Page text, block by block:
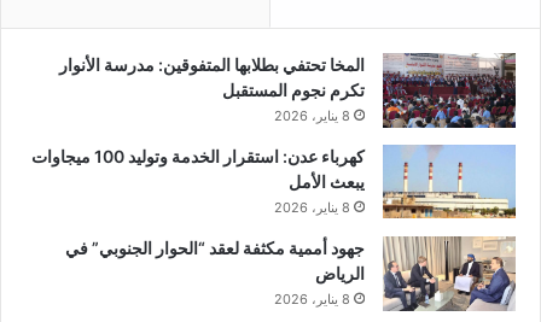
المخا تحتفي بطلابها المتفوقين: مدرسة الأنوار
تكرم نجوم المستقبل
8 يناير، 2026
كهرباء عدن: استقرار الخدمة وتوليد 100 ميجاوات
يبعث الأمل
8 يناير، 2026
جهود أممية مكثفة لعقد “الحوار الجنوبي” في
الرياض
8 يناير، 2026